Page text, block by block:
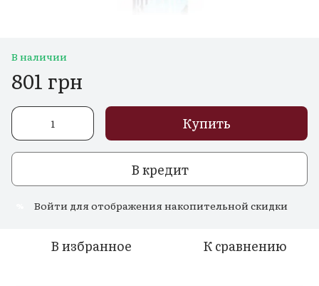
В наличии
801 грн
Купить
В кредит
Войти для отображения накопительной скидки
В избранное К сравнению